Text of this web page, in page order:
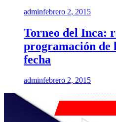
adminfebrero 2, 2015
Torneo del Inca:
programación de
fecha
adminfebrero 2, 2015